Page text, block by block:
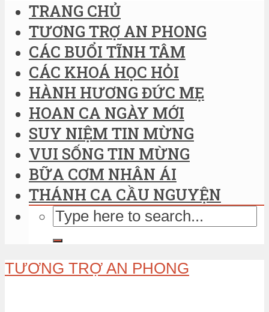
TRANG CHỦ
TƯƠNG TRỢ AN PHONG
CÁC BUỔI TĨNH TÂM
CÁC KHOÁ HỌC HỎI
HÀNH HƯƠNG ĐỨC MẸ
HOAN CA NGÀY MỚI
SUY NIỆM TIN MỪNG
VUI SỐNG TIN MỪNG
BỮA CƠM NHÂN ÁI
THÁNH CA CẦU NGUYỆN
TƯƠNG TRỢ AN PHONG